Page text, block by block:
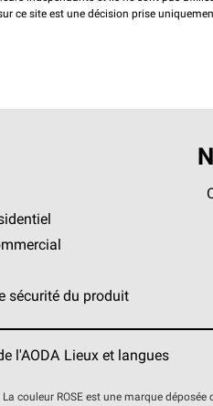
ce site est une décision prise
sécurité du produit
l'AODA Lieux et langues
La couleur ROSE est une marque déposée